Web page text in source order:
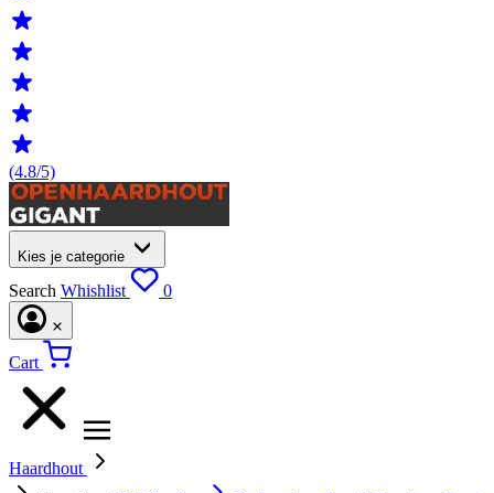
(4.8/5)
Kies je categorie
Search Whishlist 0
Cart
Haardhout